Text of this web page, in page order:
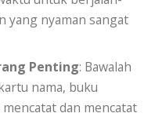
yang nyaman sangat
Penting: Bawalah
nama, buku
dan mencatat